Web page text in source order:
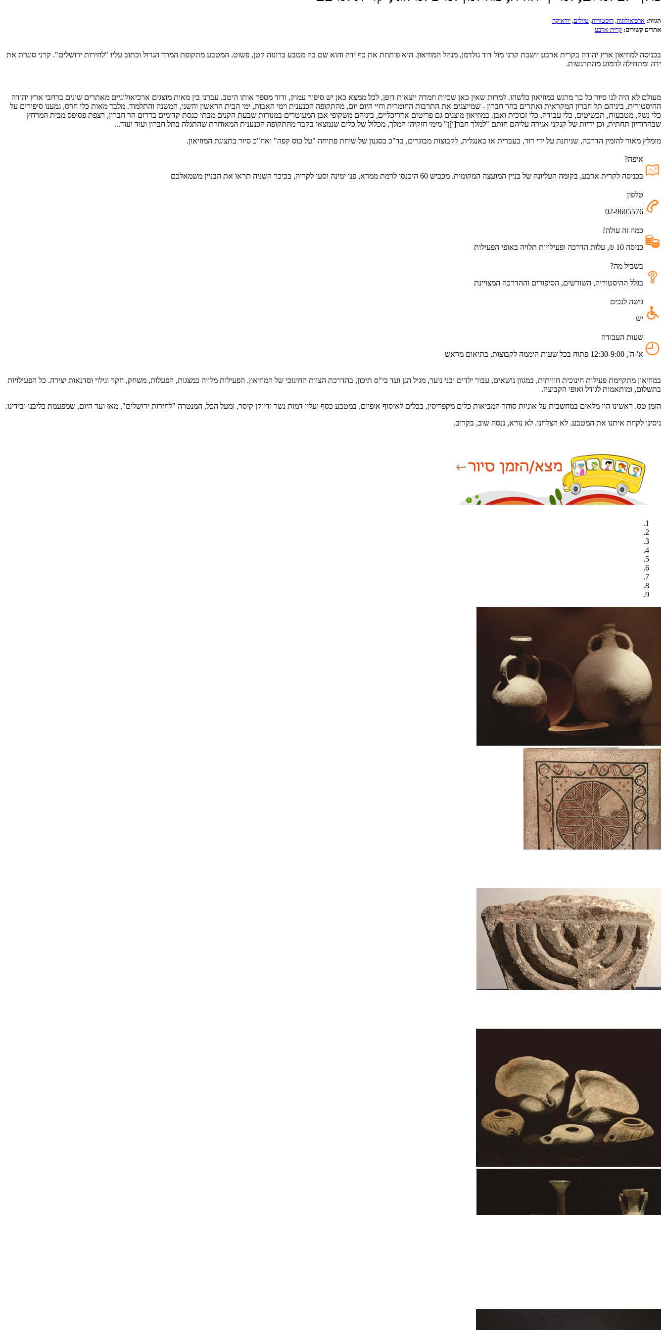
תגיות: ארכיאולוגיה היסטוריה טיולים יודאיקה
אתרים קשורים: קרית-ארבע
בכניסה למוזיאון ארץ יהודה בקרית ארבע יושבת קרני מול דוד גולדמן, מנהל המוזיאון. היא פותחת את כף ידה והוא שם בה מטבע ברונזה קטן, פשוט. המטבע מתקופת המרד הגדול וכתוב עליו "לחירות ירושלים". קרני סוגרת את
ידה ומתחילה לדמוע מהתרגשות.
מעולם לא היה לנו סיור כל כך מרגש במוזיאון כלשהו. למרות שאין כאן שכיות חמדה יוצאות דופן, לכל ממצא כאן יש סיפור עמוק, ודוד מספר אותו היטב. עברנו בין מאות מוצגים ארכיאולוגיים מאתרים שונים ברחבי ארץ יהודה
ההיסטורית, ביניהם תל חברון המקראית ואתרים בהר חברון - שמייצגים את התרבות החומרית וחיי היום יום, מהתקופה הכנענית וימי האבות, ימי הבית הראשון והשני, המשנה והתלמוד. מלבד מאות כלי חרס, גמענו סיפורים על
כלי נשק, מטבעות, תכשיטים, כלי עבודה, כלי זכוכית ואבן. במוזיאון מוצגים גם פריטים אדריכליים, ביניהם משקופי אבן המעוטרים במנורות שבעת הקנים מבתי כנסת קדומים בדרום הר חברון, רצפת פסיפס מבית המרחץ
שבהרודיון תחתית, וכן ידיות של קנקני אגירה עליהם חותם "למלך חבר[ו]ן" מימי חזקיהו המלך, מכלול של כלים שנמצאו בקבר מהתקופה הכנענית המאוחרת שהתגלה בתל חברון ועוד ועוד...
מומלץ מאוד להזמין הדרכה, שניתנת על ידי דוד, בעברית או באנגלית, לקבוצות מבוגרים, בד"כ בסגנון של שיחת פתיחה "על כוס קפה" ואח"כ סיור בתצוגת המוזיאון.
איפה?
בכניסה לקרית ארבע, בקומה העליונה של בניין המועצה המקומית. מכביש 60 היכנסו לרמת ממרא, פנו ימינה וסעו לקריה, בכיכר השניה תראו את הבניין משמאלכם
טלפון
02-9605576
כמה זה עולה?
כניסה
₪
, עלות הדרכה ופעילויות תלויה באופי הפעילות
בשביל מה?
בגלל ההיסטוריה, השורשים, הסיפורים וההדרכה המצויינת
גישה לנכים
יש
שעות העבודה
א'-ה', 12:30-9:00 פתוח בכל שעות היממה לקבוצות, בתיאום מראש
במוזיאון מתקיימת פעילות חינוכית חוויתית, במגוון נושאים, עבור ילדים ובני נוער, מגיל הגן ועד בי"ס תיכון, בהדרכת הצוות החינוכי של המוזיאון. הפעילות מלווה במצגות, הפעלות, משחק, חקר וגילוי וסדנאות יצירה. כל הפעילויות
בתשלום, ומותאמות לגודל ואופי הקבוצה.
הזמן טס. ראשינו היו מלאים במחשבות על אוניות סוחר המביאות כלים מקפריסין, בכלים לאיסוף אופיום, במטבע כסף ועליו דמות נשר ודיוקן קיסר, ומעל הכל, המנטרה "לחירות ירושלים", מאז ועד היום, שמפעמת בליבנו ובידינו.
ניסינו לקחת איתנו את המטבע. לא הצלחנו. לא נורא, ננסה שוב, בקרוב.